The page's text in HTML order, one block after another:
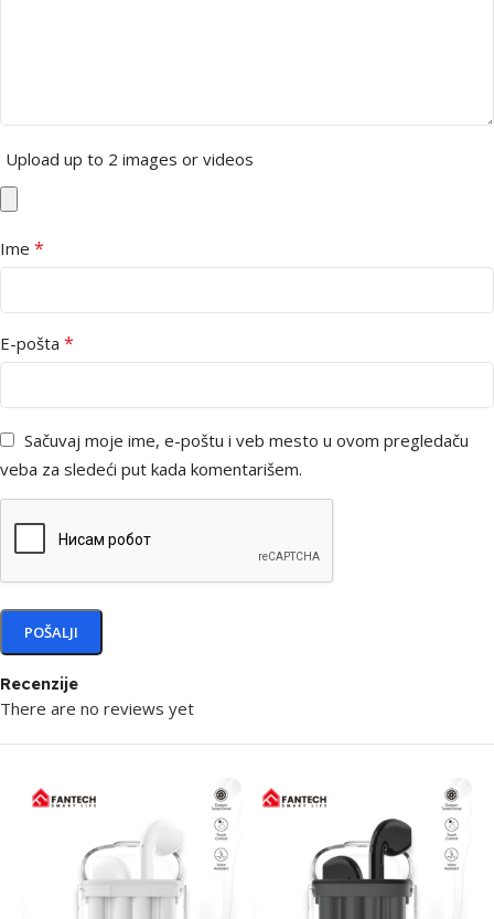
Recenzije
There are no reviews yet
Upload up to 2 images or videos
Ime *
E-pošta *
Sačuvaj moje ime, e-poštu i veb mesto u ovom pregledaču
veba za sledeći put kada komentarišem.